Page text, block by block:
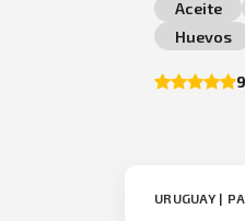
Aceite
Huevos
URUGUAY |